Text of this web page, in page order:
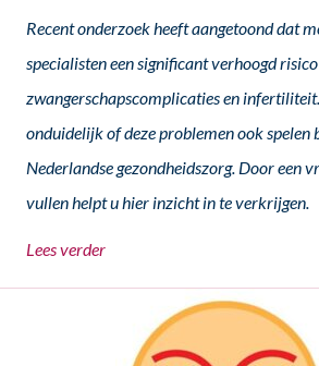
Recent onderzoek heeft aangetoond dat
specialisten een significant verhoogd
zwangerschapscomplicaties en
onduidelijk of deze problemen ook spelen
Nederlandse gezondheidszorg. Door een
vullen helpt u hier inzicht in te verkrijgen.
Lees verder